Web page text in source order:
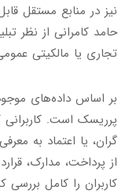
نیز در منابع مستقل
حامد کامرانی از نظر
تجاری یا مالکیتی
بر اساس داده‌های
پرریسک است.
گران، یا اعتماد به
از پرداخت، مدارک،
کاربران را کامل بررسی